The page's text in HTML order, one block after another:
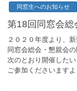
同窓生へのお知らせ
第18回同窓会総
２０２０年度より、
同窓会総会・懇親会
次のとおり開催した
ご参加くださいます